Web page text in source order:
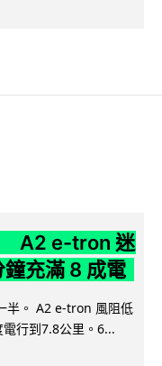
A2 e-tron 迷
充滿 8 成電
半。 A2 e-tron 風阻低
行到7.8公里。6...